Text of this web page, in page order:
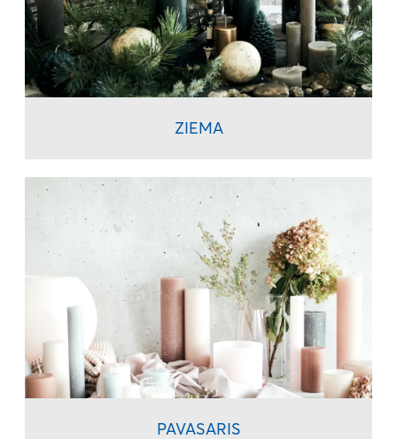
ZIEMA
PAVASARIS